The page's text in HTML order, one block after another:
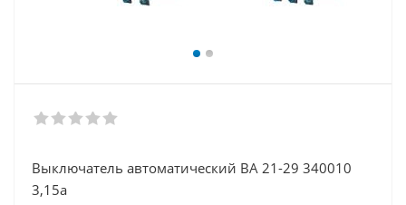
Выключатель автоматический ВА 21-29 340010
3,15а